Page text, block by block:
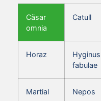
Cäsar
omnia
Catull
Horaz
Hyginus
fabulae
Martial Nepos